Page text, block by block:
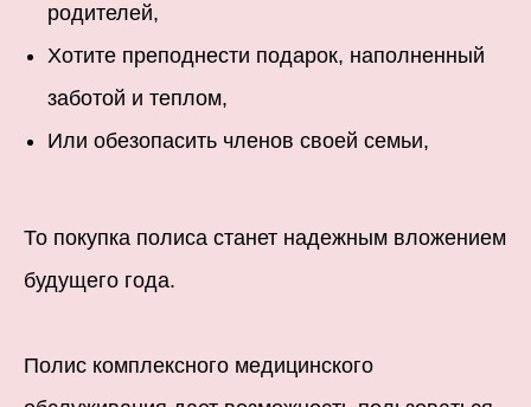
родителей,
Хотите преподнести подарок, наполненный
заботой и теплом,
Или обезопасить членов своей семьи,
То покупка полиса станет надежным вложением
будущего года.
Полис комплексного медицинского